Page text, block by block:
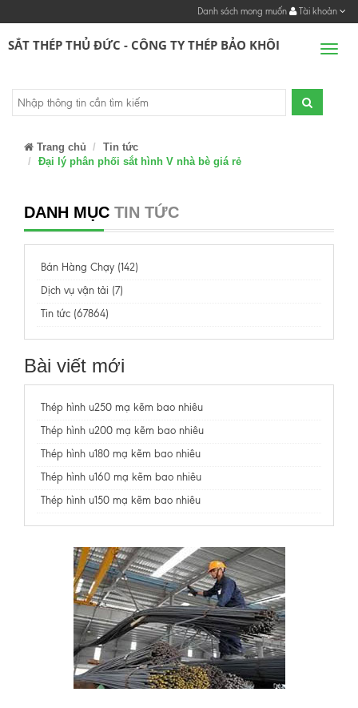
Danh sách mong muốn Tài khoản
SẮT THÉP THỦ ĐỨC - CÔNG TY THÉP BẢO KHÔI
Trang chủ
Tin tức
Đại lý phân phối sắt hình V nhà bè giá rẻ
DANH MỤC TIN TỨC
Bán Hàng Chạy (142)
Dịch vụ vận tải (7)
Tin tức (67864)
Bài viết mới
Thép hình u250 mạ kẽm bao nhiêu
Thép hình u200 mạ kẽm bao nhiêu
Thép hình u180 mạ kẽm bao nhiêu
Thép hình u160 mạ kẽm bao nhiêu
Thép hình u150 mạ kẽm bao nhiêu